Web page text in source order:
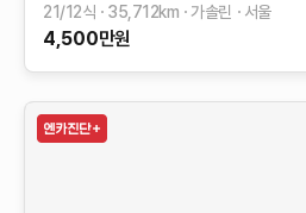
21/12식 35,712km 가솔린 서울
4,500만원